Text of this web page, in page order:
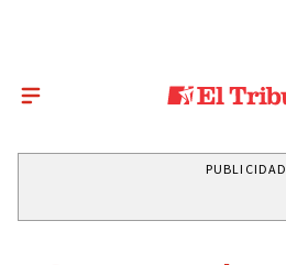
PUBLICIDAD